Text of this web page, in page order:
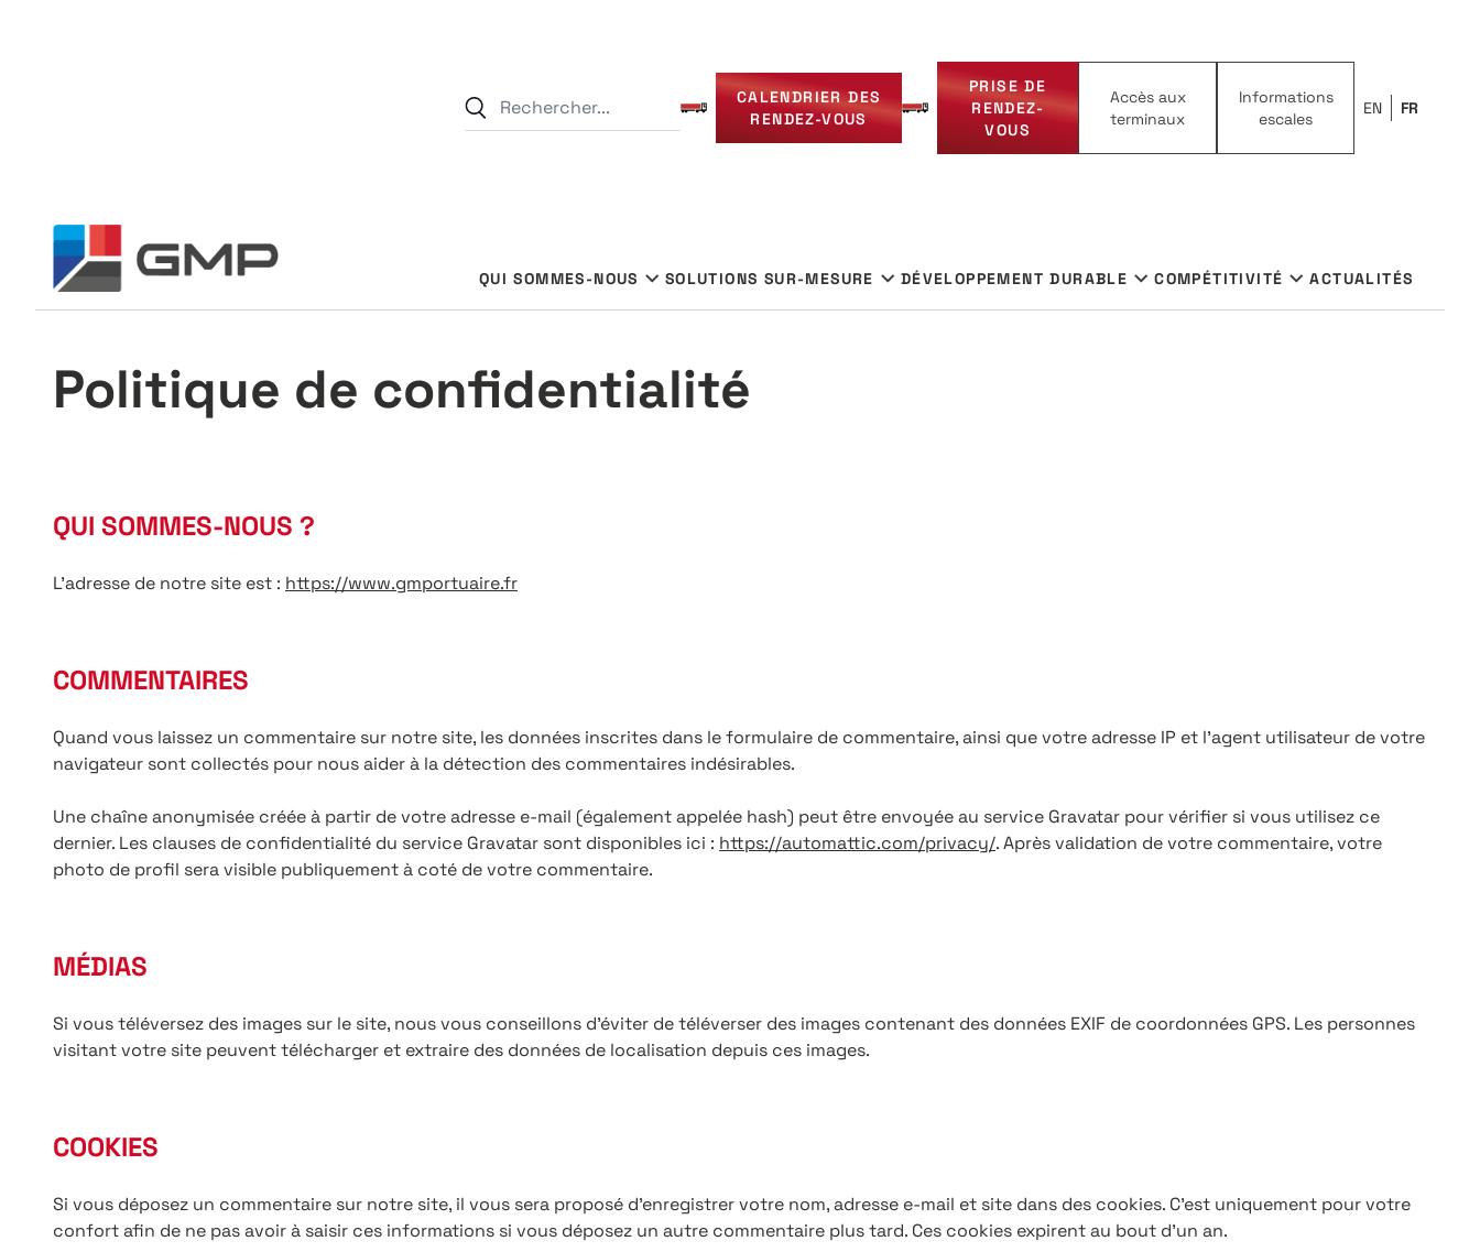
Que recherchez-vous ?
CALENDRIER DES
RENDEZ-VOUS
PRISE DE
RENDEZ-
VOUS
Accès aux
terminaux
Informations
escales
EN FR
QUI SOMMES-NOUS SOLUTIONS SUR-MESURE DÉVELOPPEMENT DURABLE COMPÉTITIVITÉ ACTUALITÉS
Politique de confidentialité
QUI SOMMES-NOUS ?
L’adresse de notre site est : https://www.gmportuaire.fr
COMMENTAIRES
Quand vous laissez un commentaire sur notre site, les données inscrites dans le formulaire de commentaire, ainsi que votre adresse IP et l’agent utilisateur de votre
navigateur sont collectés pour nous aider à la détection des commentaires indésirables.
Une chaîne anonymisée créée à partir de votre adresse e-mail (également appelée hash) peut être envoyée au service Gravatar pour vérifier si vous utilisez ce
dernier. Les clauses de confidentialité du service Gravatar sont disponibles ici : https://automattic.com/privacy/. Après validation de votre commentaire, votre
photo de profil sera visible publiquement à coté de votre commentaire.
MÉDIAS
Si vous téléversez des images sur le site, nous vous conseillons d’éviter de téléverser des images contenant des données EXIF de coordonnées GPS. Les personnes
visitant votre site peuvent télécharger et extraire des données de localisation depuis ces images.
COOKIES
Si vous déposez un commentaire sur notre site, il vous sera proposé d’enregistrer votre nom, adresse e-mail et site dans des cookies. C’est uniquement pour votre
confort afin de ne pas avoir à saisir ces informations si vous déposez un autre commentaire plus tard. Ces cookies expirent au bout d’un an.